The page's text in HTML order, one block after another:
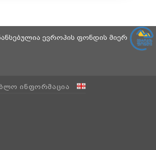
ევროპის ფონდის მიერ
ᲘᲜᲤᲝᲠᲛᲐᲪᲘᲐ